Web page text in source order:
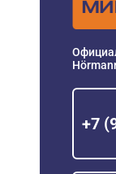
+7